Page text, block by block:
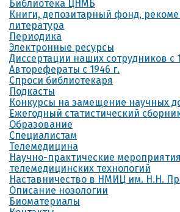
Библиотека ЦНМБ
Книги, депозитарный фонд,
литература
Периодика
Электронные ресурсы
Диссертации наших сотрудников с
Авторефераты с 1946 г.
Спроси библиотекаря
Подкасты
Конкурсы на замещение научных
Ежегодный статистический
Образование
Специалистам
Телемедицина
Научно-практические
телемедицинских технологий
Наставничество в НМИЦ им. Н.Н.
Описание нозологии
Биоматериалы